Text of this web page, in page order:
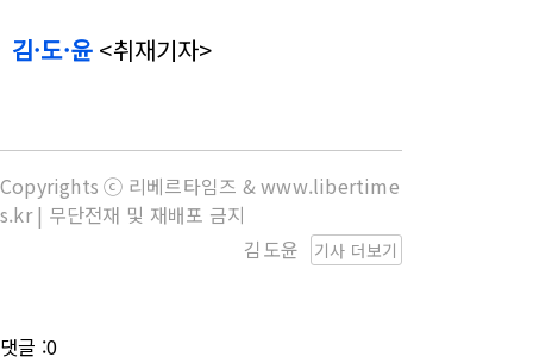
김·도·윤<취재기자>
Copyrights ⓒ 리베르타임즈 & www.libertime
s.kr | 무단전재 및 재배포 금지
기사 더보기
김도윤
댓글 :0